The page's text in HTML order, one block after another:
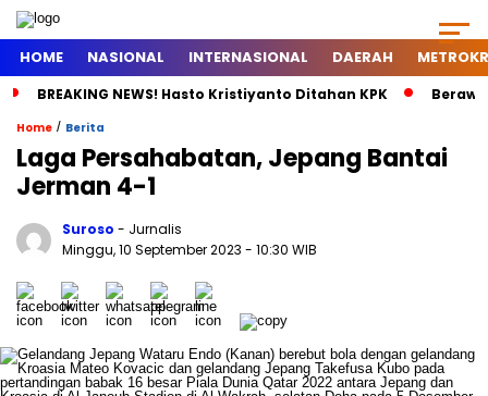
HOME NASIONAL INTERNASIONAL DAERAH
BREAKING NEWS! Hasto Kristiyanto Ditahan KPK
Home / Berita
Laga Persahabatan, Jepang Bantai
Jerman 4-1
Suroso - Jurnalis
Minggu, 10 September 2023 - 10:30 WIB